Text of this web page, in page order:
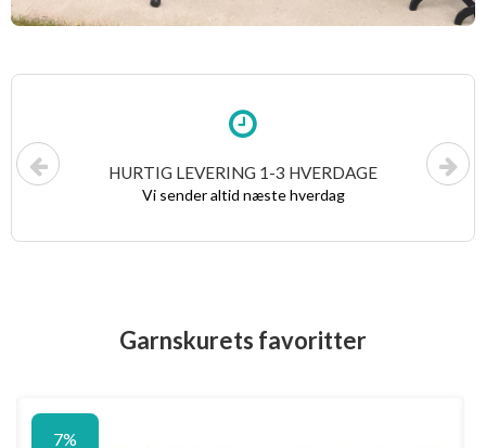
HURTIG LEVERING 1-3 HVERDAGE
Vi sender altid næste hverdag
Garnskurets favoritter
7%